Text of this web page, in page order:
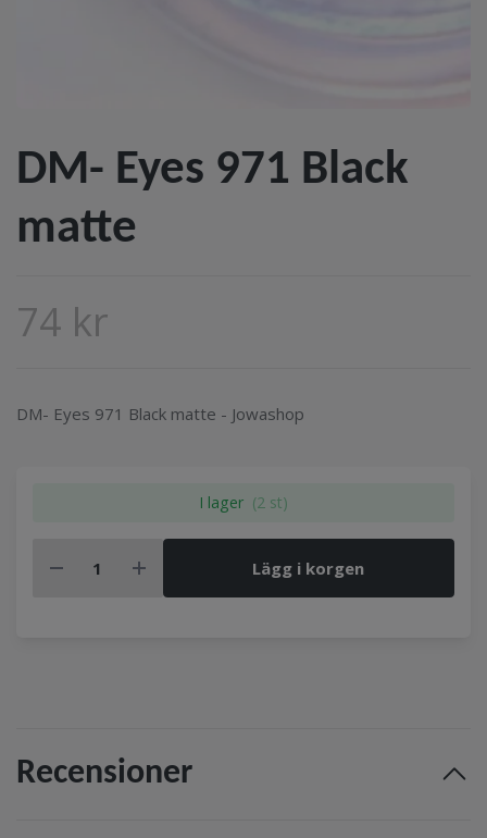
DM- Eyes 971 Black
matte
74 kr
DM- Eyes 971 Black matte - Jowashop
I lager (2 st)
Lägg i korgen
Recensioner